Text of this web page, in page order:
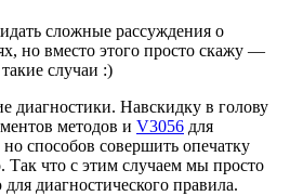
сложные рассуждения о
но вместо этого просто скажу —
случаи :)
диагностики. Навскидку в голову
методов и V3056 для
способов совершить опечатку
Так что с этим случаем мы просто
диагностического правила.